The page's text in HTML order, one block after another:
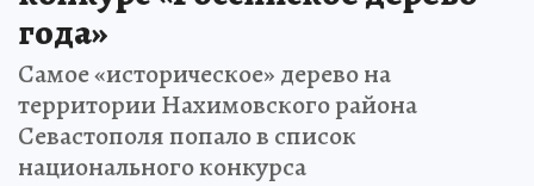
года»
Самое «историческое» дерево на
территории Нахимовского района
Севастополя попало в список
национального конкурса